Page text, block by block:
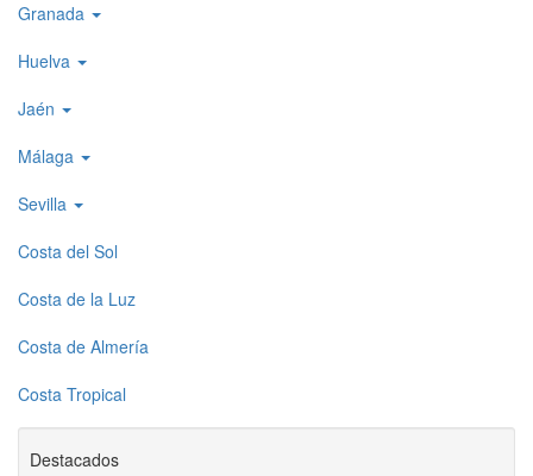
Granada
Huelva
Jaén
Málaga
Sevilla
Costa del Sol
Costa de la Luz
Costa de Almería
Costa Tropical
Destacados